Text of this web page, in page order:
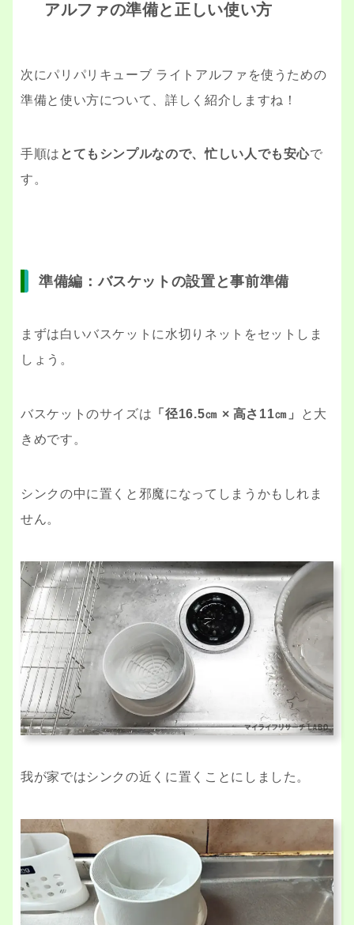
アルファの準備と正しい使い方
次にパリパリキューブ ライトアルファを使うための
準備と使い方について、詳しく紹介しますね！
手順は とてもシンプルなので、忙しい人でも安心で
す。
準備編：バスケットの設置と事前準備
まずは白いバスケットに水切りネットをセットしま
しょう。
バスケットのサイズは 「径16.5㎝ × 高さ11㎝」
と大
きめです。
シンクの中に置くと邪魔になってしまうかもしれま
せん。
我が家ではシンクの近くに置くことにしました。